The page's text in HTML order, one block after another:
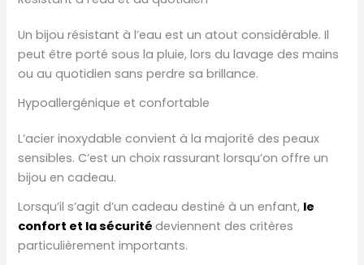
Un bijou résistant à l’eau est un atout considérable. Il
peut être porté sous la pluie, lors du lavage des mains
ou au quotidien sans perdre sa brillance.
Hypoallergénique et confortable
L’acier inoxydable convient à la majorité des peaux
sensibles. C’est un choix rassurant lorsqu’on offre un
bijou en cadeau.
Lorsqu’il s’agit d’un cadeau destiné à un enfant, le
confort et la sécuritédeviennent des critères
particulièrement importants.